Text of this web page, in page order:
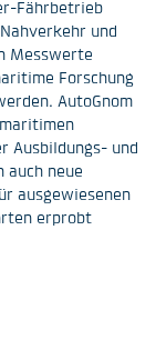
Fährbetrieb
und
Messwerte
Forschung
AutoGnom
Ausbildungs- und
auch neue
ausgewiesenen
erprobt